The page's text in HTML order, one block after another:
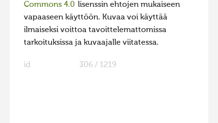
Commons 4.0 lisenssin ehtojen mukaiseen
vapaaseen käyttöön. Kuvaa voi käyttää
ilmaiseksi voittoa tavoittelemattomissa
tarkoituksissa ja kuvaajalle viitatessa.
id 306 / 1219